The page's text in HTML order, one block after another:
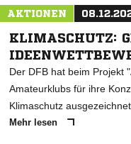
AKTIONEN
KLIMASCHUTZ:
Der DFB hat beim Projekt
Amateurklubs für ihre
Klimaschutz
Mehr lesen